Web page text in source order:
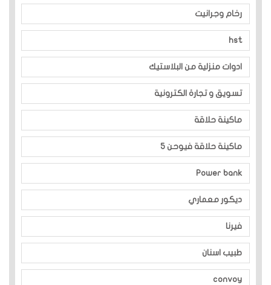
رخام وجرانيت
hst
ادوات منزلية من البلاستيك
تسويق و تجارة الكترونية
ماكينة حلاقة
ماكينة حلاقة فيوحن 5
Power bank
ديكور معماري
فيرنا
طبيب اسنان
convoy